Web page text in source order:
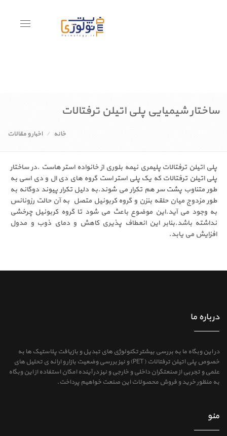
Toggle
ساختار شیمیایی پلی اتیلن ترفتالات
خانه اخبار و مقالات
پلی اتیلن ترفتالات پلیمری نیمه بلوری از خانواده استر هاست .در ساختار
پلی اتیلن ترفتالات که یک پلی استر است گروه های دی ال و دی اسی به
طور متناوب پشت سر هم تکرار می شوند.به دلیل تکرار پیوند دوگانه به
طور مزدوج میان حلقه بنزن و گروه کربونیل متصل به آن حالت رزونانس
به وجود می آید.این موضوع باعث می شود تا گروه کربونیل چرخشی
نداشته باشد.بنابر این انعطاف پذیری کاهش و دمای ذوب و مدول
افزایش می یابد.
درباره ما
در این وبگاه ما به بررسی بیشتر تکنولوژی های تبدیل و بازیافت پلاستیک ها به
خصوص پلی اتیلن ترفتالات (PET) و نیز بررسی وضعیت بازار و ارائه ی تحلیل های
علمی و تجربی از صنعتگران داخلی و خارجی و نیز در آینده امکان استفاده از این وبگاه
به منظور خرید و فروش محصولات این صنعت خواهیم پرداخت.
منو